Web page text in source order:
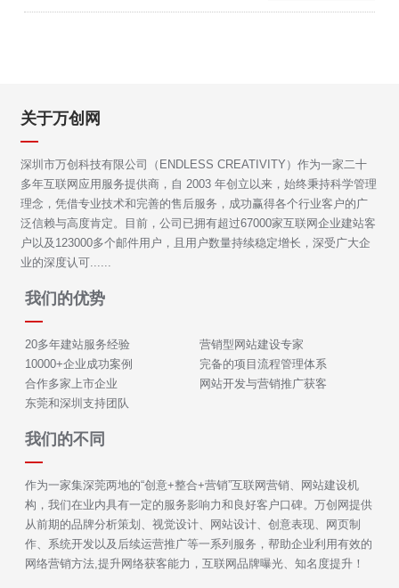
关于万创网
深圳市万创科技有限公司（ENDLESS CREATIVITY）作为一家二十
多年互联网应用服务提供商，自 2003 年创立以来，始终秉持科学管理
理念，凭借专业技术和完善的售后服务，成功赢得各个行业客户的广
泛信赖与高度肯定。目前，公司已拥有超过67000家互联网企业建站客
户以及123000多个邮件用户，且用户数量持续稳定增长，深受广大企
业的深度认可......
我们的优势
20多年建站服务经验
10000+企业成功案例
合作多家上市企业
东莞和深圳支持团队
营销型网站建设专家
完备的项目流程管理体系
网站开发与营销推广获客
我们的不同
作为一家集深莞两地的“创意+整合+营销”互联网营销、网站建设机
构，我们在业内具有一定的服务影响力和良好客户口碑。万创网提供
从前期的品牌分析策划、视觉设计、网站设计、创意表现、网页制
作、系统开发以及后续运营推广等一系列服务，帮助企业利用有效的
网络营销方法,提升网络获客能力，互联网品牌曝光、知名度提升！